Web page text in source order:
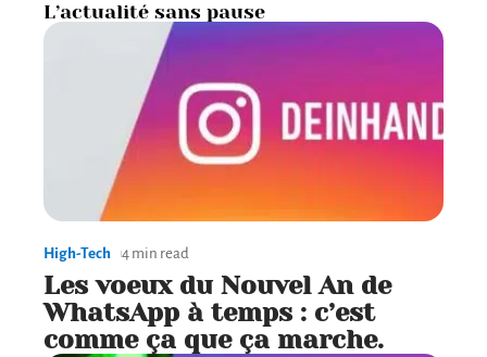
L’actualité sans pause
High-Tech 4 min read
Les voeux du Nouvel An de
WhatsApp à temps : c’est
comme ça que ça marche.